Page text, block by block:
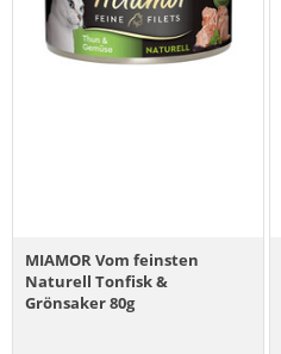
MIAMOR Vom feinsten
Naturell Tonfisk &
Grönsaker 80g